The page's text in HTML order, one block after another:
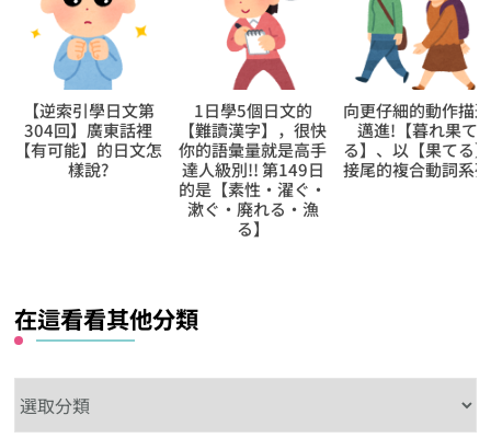
【逆索引學日文第
304回】廣東話裡
【有可能】的日文怎
樣說?
1日學5個日文的
【難讀漢字】，很快
你的語彙量就是高手
達人級別!! 第149日
的是【素性‧濯ぐ‧
漱ぐ‧廃れる‧漁
る】
向更仔細的動作描述
邁進!【暮れ果て
る】、以【果てる】
接尾的複合動詞系列
在這看看其他分類
這